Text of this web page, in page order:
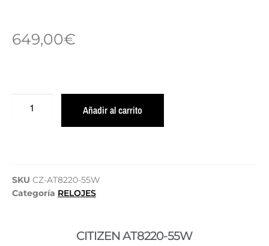
649,00€
Añadir al carrito
SKU CZ-AT8220-55W
Categoría RELOJES
CITIZEN AT8220-55W